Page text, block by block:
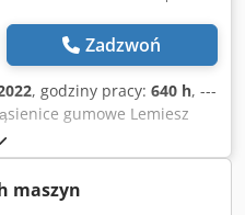
Zadzwoń
, godziny pracy: 640 h, ---
gumowe Lemiesz
MS01 Lokalizacja:
maszyn